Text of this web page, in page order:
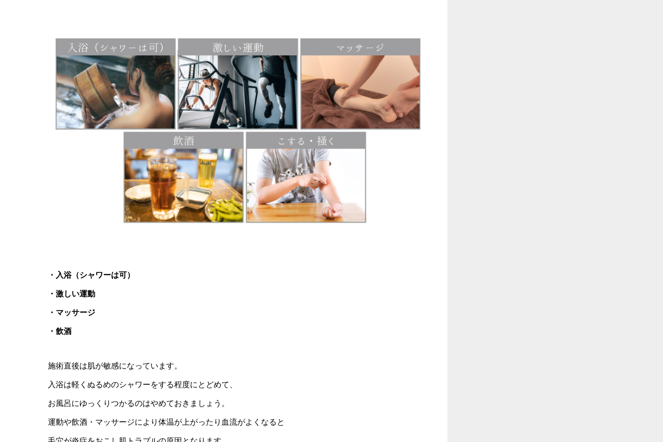
・入浴（シャワーは可）
・激しい運動
・マッサージ
・飲酒
施術直後は肌が敏感になっています。
入浴は軽くぬるめのシャワーをする程度にとどめて、
お風呂にゆっくりつかるのはやめておきましょう。
運動や飲酒・マッサージにより体温が上がったり血流がよくなると